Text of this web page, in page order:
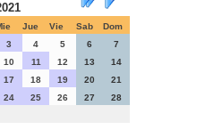
Jue Vie Sab
Dom
3 4 5 6
7
10 11 12 13
14
17 18 19 20
21
24 25 26 27
28